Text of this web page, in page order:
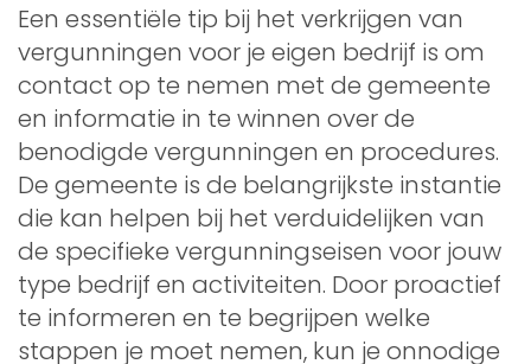
Een essentiële tip bij het verkrijgen van
vergunningen voor je eigen bedrijf is om
contact op te nemen met de gemeente
en informatie in te winnen over de
benodigde vergunningen en procedures.
De gemeente is de belangrijkste instantie
die kan helpen bij het verduidelijken van
de specifieke vergunningseisen voor jouw
type bedrijf en activiteiten. Door proactief
te informeren en te begrijpen welke
stappen je moet nemen, kun je onnodige